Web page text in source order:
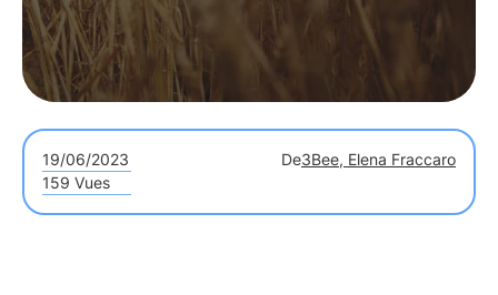
19/06/2023 De3Bee, Elena Fraccaro
159 Vues